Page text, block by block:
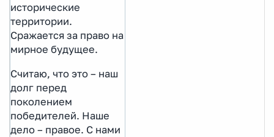
исторические
территории.
Сражается за право на
мирное будущее.
Считаю, что это – наш
долг перед
поколением
победителей. Наше
дело – правое. С нами